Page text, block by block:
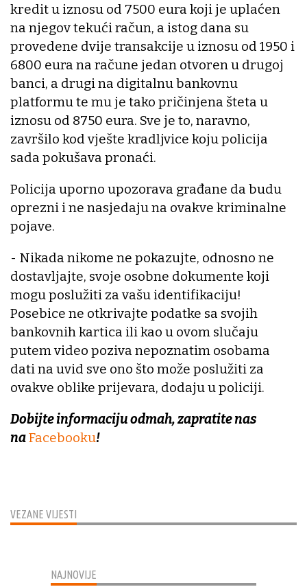
VEZANE VIJESTI
kredit u iznosu od 7500 eura koji je uplaćen
na njegov tekući račun, a istog dana su
provedene dvije transakcije u iznosu od 1950 i
6800 eura na račune jedan otvoren u drugoj
banci, a drugi na digitalnu bankovnu
platformu te mu je tako pričinjena šteta u
iznosu od 8750 eura. Sve je to, naravno,
završilo kod vješte kradljvice koju policija
sada pokušava pronaći.
Policija uporno upozorava građane da budu
oprezni i ne nasjedaju na ovakve kriminalne
pojave.
- Nikada nikome ne pokazujte, odnosno ne
dostavljajte, svoje osobne dokumente koji
mogu poslužiti za vašu identifikaciju!
Posebice ne otkrivajte podatke sa svojih
bankovnih kartica ili kao u ovom slučaju
putem video poziva nepoznatim osobama
dati na uvid sve ono što može poslužiti za
ovakve oblike prijevara, dodaju u policiji.
Dobijte informaciju odmah, zapratite nas
naFacebooku!
NAJNOVIJE